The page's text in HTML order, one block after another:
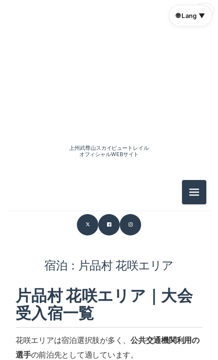
上州武尊山スカイビュートレイル
オフィシャルWEBサイト
メニュ
宿泊：片品村 花咲エリア
片品村 花咲エリア｜大会
受入宿一覧
花咲エリアは宿泊選択肢が多く、公共交通機関利用の
選手の前泊先として適しています。
🌐
🌐 Lang ▼